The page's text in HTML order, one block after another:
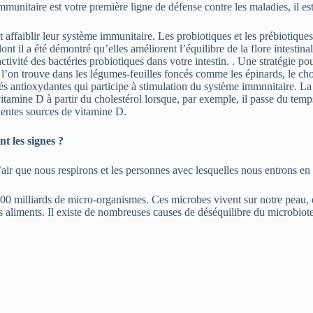
est votre première ligne de défense contre les maladies, il
leur système immunitaire. Les probiotiques et les
il a été démontré qu’elles améliorent l’équilibre de la flore
des bactéries probiotiques dans votre intestin. . Une stratégie
trouve dans les légumes-feuilles foncés comme les épinards, le
antioxydantes qui participe à stimulation du système immnnitaire.
D à partir du cholestérol lorsque, par exemple, il passe du
sources de vitamine D.
les signes ?
que nous respirons et les personnes avec lesquelles nous entrons
milliards de micro-organismes. Ces microbes vivent sur notre
Il existe de nombreuses causes de déséquilibre du